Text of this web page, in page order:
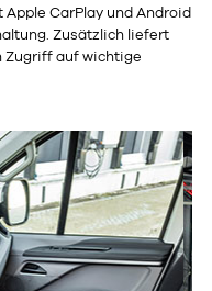
CarPlay und Android
Zusätzlich liefert
Zugriff auf wichtige